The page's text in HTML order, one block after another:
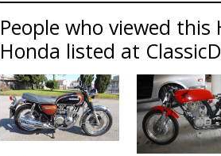
People who viewed
Honda listed at